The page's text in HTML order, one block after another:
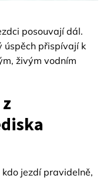
posouvají dál.
úspěch přispívají k
živým vodním
jezdí pravidelně,